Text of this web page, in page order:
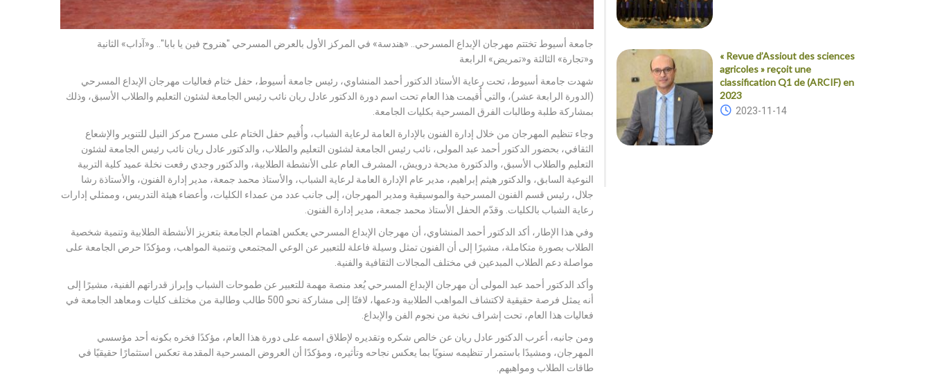
جامعة أسيوط تختتم مهرجان الإبداع المسرحي.. «هندسة» في المركز الأول بالعرض المسرحي "هنروح فين يا بابا".. و«آداب» الثانية
و«تجارة» الثالثة و«تمريض» الرابعة
شهدت جامعة أسيوط، تحت رعاية الأستاذ الدكتور أحمد المنشاوي، رئيس جامعة أسيوط، حفل ختام فعاليات مهرجان الإبداع المسرحي
(الدورة الرابعة عشر)، والتي أُقيمت هذا العام تحت اسم دورة الدكتور عادل ريان نائب رئيس الجامعة لشئون التعليم والطلاب الأسبق، وذلك
بمشاركة طلبة وطالبات الفرق المسرحية بكليات الجامعة.
وجاء تنظيم المهرجان من خلال إدارة الفنون بالإدارة العامة لرعاية الشباب، وأُقيم حفل الختام على مسرح مركز النيل للتنوير والإشعاع
الثقافي، بحضور الدكتور أحمد عبد المولى، نائب رئيس الجامعة لشئون التعليم والطلاب، والدكتور عادل ريان نائب رئيس الجامعة لشئون
التعليم والطلاب الأسبق، والدكتورة مديحة درويش، المشرف العام على الأنشطة الطلابية، والدكتور وجدي رفعت نخلة عميد كلية التربية
النوعية السابق، والدكتور هيثم إبراهيم، مدير عام الإدارة العامة لرعاية الشباب، والأستاذ محمد جمعة، مدير إدارة الفنون، والأستاذة رشا
جلال، رئيس قسم الفنون المسرحية والموسيقية ومدير المهرجان، إلى جانب عدد من عمداء الكليات، وأعضاء هيئة التدريس، وممثلي إدارات
رعاية الشباب بالكليات. وقدّم الحفل الأستاذ محمد جمعة، مدير إدارة الفنون.
وفي هذا الإطار، أكد الدكتور أحمد المنشاوي، أن مهرجان الإبداع المسرحي يعكس اهتمام الجامعة بتعزيز الأنشطة الطلابية وتنمية شخصية
الطلاب بصورة متكاملة، مشيرًا إلى أن الفنون تمثل وسيلة فاعلة للتعبير عن الوعي المجتمعي وتنمية المواهب، ومؤكدًا حرص الجامعة على
مواصلة دعم الطلاب المبدعين في مختلف المجالات الثقافية والفنية.
وأكد الدكتور أحمد عبد المولى أن مهرجان الإبداع المسرحي يُعد منصة مهمة للتعبير عن طموحات الشباب وإبراز قدراتهم الفنية، مشيرًا إلى
أنه يمثل فرصة حقيقية لاكتشاف المواهب الطلابية ودعمها، لافتًا إلى مشاركة نحو 500 طالب وطالبة من مختلف كليات ومعاهد الجامعة في
فعاليات هذا العام، تحت إشراف نخبة من نجوم الفن والإبداع.
ومن جانبه، أعرب الدكتور عادل ريان عن خالص شكره وتقديره لإطلاق اسمه على دورة هذا العام، مؤكدًا فخره بكونه أحد مؤسسي
المهرجان، ومشيدًا باستمرار تنظيمه سنويًا بما يعكس نجاحه وتأثيره، ومؤكدًا أن العروض المسرحية المقدمة تعكس استثمارًا حقيقيًا في
طاقات الطلاب ومواهبهم.
« Revue d’Assiout des sciences
agricoles » reçoit une
classification Q1 de (ARCIF) en
2023
2023-11-14